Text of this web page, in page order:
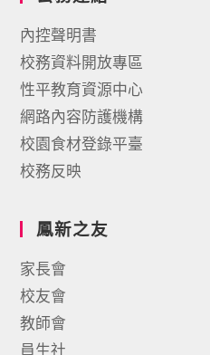
內控聲明書
校務資料開放專區
性平教育資源中心
網路內容防護機構
校園食材登錄平臺
校務反映
鳳新之友
家長會
校友會
教師會
員生社